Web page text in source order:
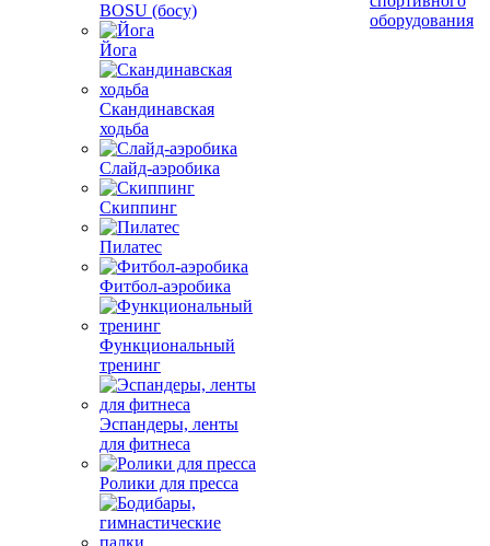
BOSU (босу)
Йога
Скандинавская
ходьба
Слайд-аэробика
Скиппинг
Пилатес
Фитбол-аэробика
Функциональный
тренинг
Эспандеры, ленты
для фитнеса
Ролики для пресса
оборудования